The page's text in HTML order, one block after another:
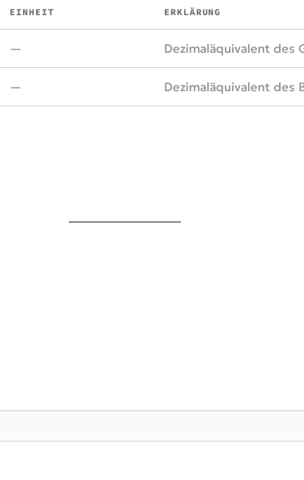
EINHEIT ERKLÄRUNG
— Dezimaläquivalent des
— Dezimaläquivalent des